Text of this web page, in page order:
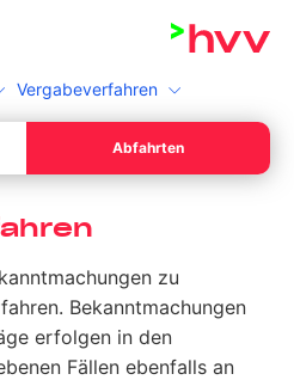
Vergabeverfahren
Abfahrten
aus.
und AnkunftSuchen
zu
Bekanntmachungen
erfolgen in den
Fällen ebenfalls an